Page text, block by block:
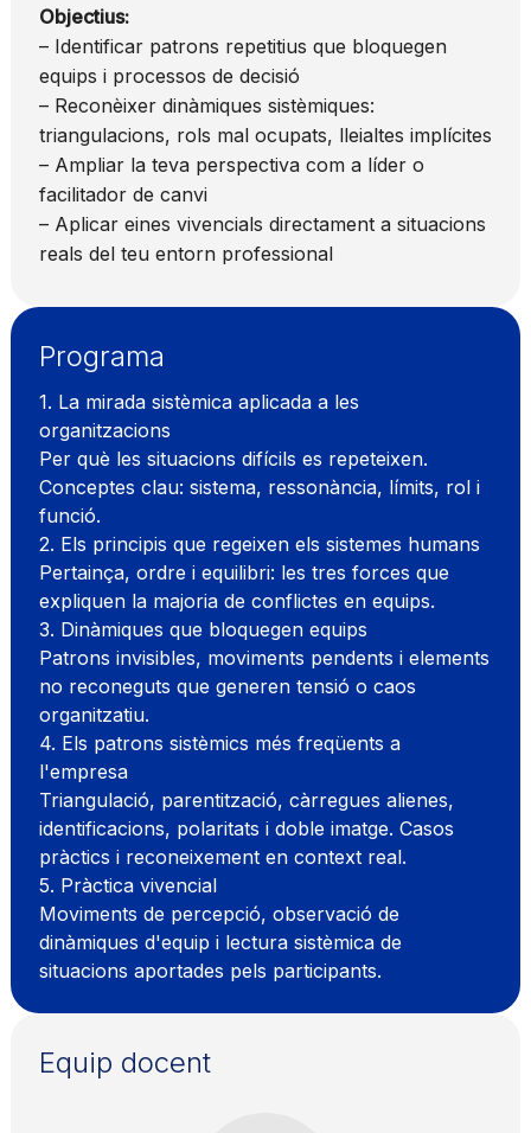
Objectius:
– Identificar patrons repetitius que bloquegen
equips i processos de decisió
– Reconèixer dinàmiques sistèmiques:
triangulacions, rols mal ocupats, lleialtes implícites
– Ampliar la teva perspectiva com a líder o
facilitador de canvi
– Aplicar eines vivencials directament a situacions
reals del teu entorn professional
Programa
1. La mirada sistèmica aplicada a les
organitzacions
Per què les situacions difícils es repeteixen.
Conceptes clau: sistema, ressonància, límits, rol i
funció.
2. Els principis que regeixen els sistemes humans
Pertainça, ordre i equilibri: les tres forces que
expliquen la majoria de conflictes en equips.
3. Dinàmiques que bloquegen equips
Patrons invisibles, moviments pendents i elements
no reconeguts que generen tensió o caos
organitzatiu.
4. Els patrons sistèmics més freqüents a
l'empresa
Triangulació, parentització, càrregues alienes,
identificacions, polaritats i doble imatge. Casos
pràctics i reconeixement en context real.
5. Pràctica vivencial
Moviments de percepció, observació de
dinàmiques d'equip i lectura sistèmica de
situacions aportades pels participants.
Equip docent